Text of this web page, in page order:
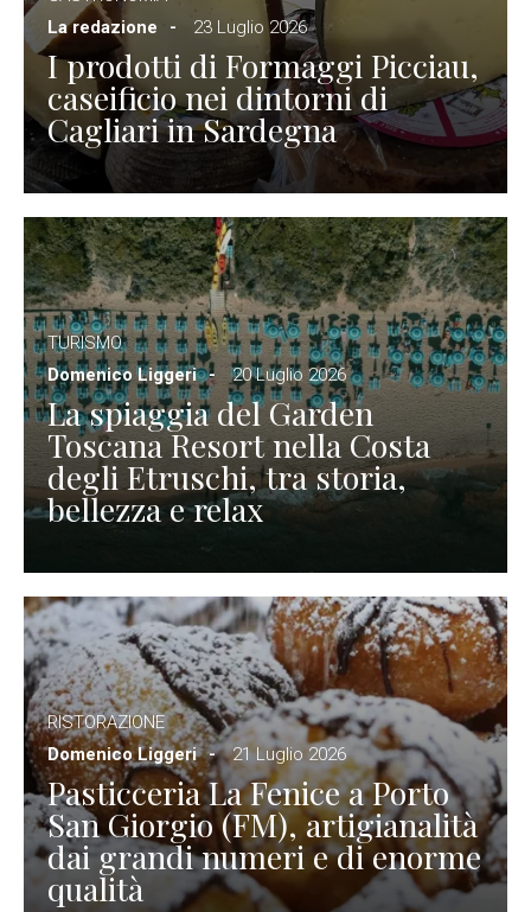
La redazione
23 Luglio 2026
I prodotti di Formaggi Picciau,
caseificio nei dintorni di
Cagliari in Sardegna
TURISMO
Domenico Liggeri
20 Luglio 2026
La spiaggia del Garden
Toscana Resort nella Costa
degli Etruschi, tra storia,
bellezza e relax
RISTORAZIONE
Domenico Liggeri
21 Luglio 2026
Pasticceria La Fenice a Porto
San Giorgio (FM), artigianalità
dai grandi numeri e di enorme
qualità